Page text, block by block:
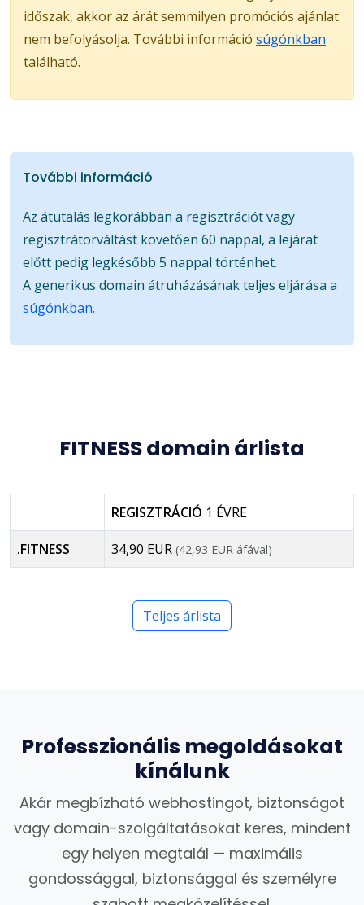
időszak, akkor az árát semmilyen promóciós ajánlat
nem befolyásolja. További információ súgónkban
található.
További információ
Az átutalás legkorábban a regisztrációt vagy
regisztrátorváltást követően 60 nappal, a lejárat
előtt pedig legkésőbb 5 nappal történhet.
A generikus domain átruházásának teljes eljárása a
súgónkban.
FITNESS domain árlista
REGISZTRÁCIÓ 1 ÉVRE
.FITNESS 34,90 EUR (42,93 EUR áfával)
Teljes árlista
Professzionális megoldásokat
kínálunk
Akár megbízható webhostingot, biztonságot
vagy domain-szolgáltatásokat keres, mindent
egy helyen megtalál — maximális
gondossággal, biztonsággal és személyre